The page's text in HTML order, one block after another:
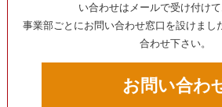
い合わせはメールで受け付けて
事業部ごとにお問い合わせ窓口を設けまし
合わせ下さい。
お問い合わ